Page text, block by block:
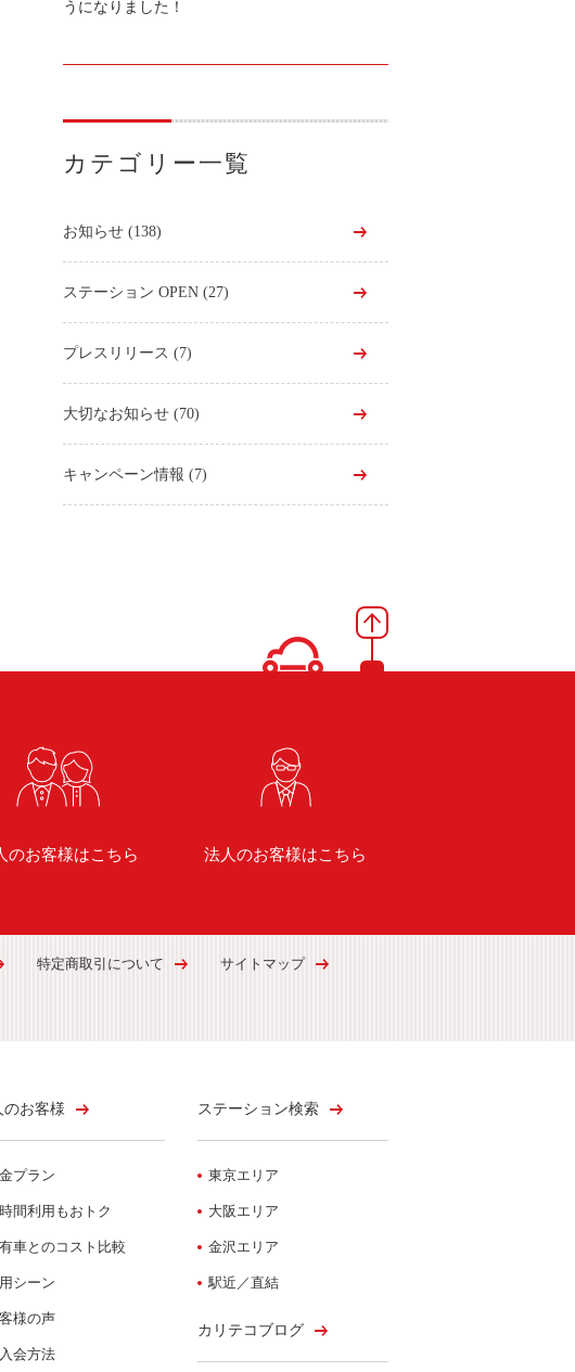
うになりました！
カテゴリー一覧
お知らせ (138)
ステーション OPEN (27)
プレスリリース (7)
大切なお知らせ (70)
キャンペーン情報 (7)
のお客様はこちら 法人のお客様はこちら
特定商取引について サイトマップ
のお客様
プラン
間利用もおトク
車とのコスト比較
シーン
様の声
会方法
ステーション検索
東京エリア
大阪エリア
金沢エリア
駅近／直結
カリテコブログ